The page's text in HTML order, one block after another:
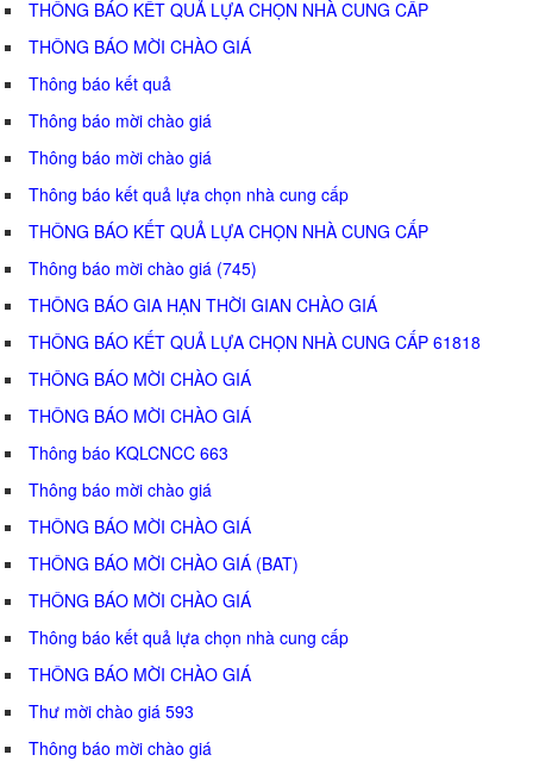
THÔNG BÁO KẾT QUẢ LỰA CHỌN NHÀ CUNG CẤP
THÔNG BÁO MỜI CHÀO GIÁ
Thông báo kết quả
Thông báo mời chào giá
Thông báo mời chào giá
Thông báo kết quả lựa chọn nhà cung cấp
THÔNG BÁO KẾT QUẢ LỰA CHỌN NHÀ CUNG CẤP
Thông báo mời chào giá (745)
THÔNG BÁO GIA HẠN THỜI GIAN CHÀO GIÁ
THÔNG BÁO KẾT QUẢ LỰA CHỌN NHÀ CUNG CẤP 61818
THÔNG BÁO MỜI CHÀO GIÁ
THÔNG BÁO MỜI CHÀO GIÁ
Thông báo KQLCNCC 663
Thông báo mời chào giá
THÔNG BÁO MỜI CHÀO GIÁ
THÔNG BÁO MỜI CHÀO GIÁ (BAT)
THÔNG BÁO MỜI CHÀO GIÁ
Thông báo kết quả lựa chọn nhà cung cấp
THÔNG BÁO MỜI CHÀO GIÁ
Thư mời chào giá 593
Thông báo mời chào giá